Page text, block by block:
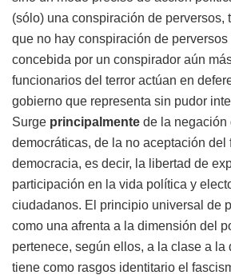
(sólo) una conspiración de perversos,
que no hay conspiración de
concebida por un conspirador aún
funcionarios del terror actúan en
gobierno que representa sin pudor
Surge principalmente de la negación
democráticas, de la no aceptación del
democracia, es decir, la libertad de
participación en la vida política y
ciudadanos. El principio universal de
como una afrenta a la dimensión del
pertenece, según ellos, a la clase a la
tiene como rasgos identitario el